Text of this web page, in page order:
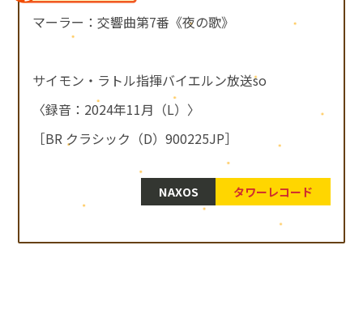
マーラー：交響曲第7番《夜の歌》
サイモン・ラトル指揮バイエルン放送so
〈録音：2024年11月（L）〉
［BR クラシック（D）900225JP］
NAXOS タワーレコード